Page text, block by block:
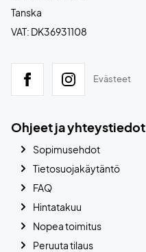
Tanska
VAT: DK36931108
Evästeet
Ohjeet ja yhteystiedot
Sopimusehdot
Tietosuojakäytäntö
FAQ
Hintatakuu
Nopea toimitus
Peruuta tilaus